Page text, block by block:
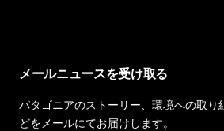
メールニュースを受け取る
パタゴニアのストーリー、環境への取り
どをメールにてお届けします。